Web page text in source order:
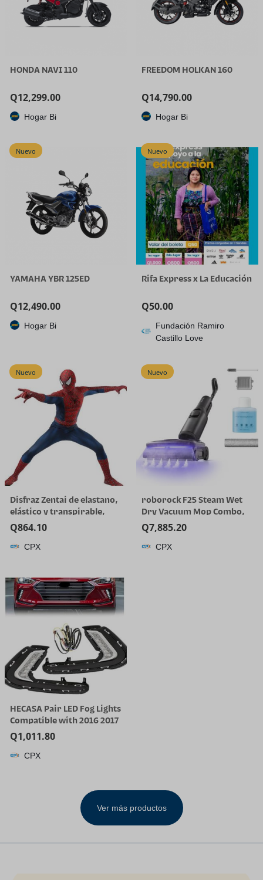
HONDA NAVI 110
Q12,299.00
Hogar Bi
FREEDOM HOLKAN 160
Q14,790.00
Hogar Bi
Nuevo
YAMAHA YBR 125ED
Q12,490.00
Hogar Bi
Nuevo
Rifa Express x La Educación
Q50.00
Fundación Ramiro
Castillo Love
Nuevo
Disfraz Zentai de elastano,
elástico y transpirable,
para Halloween y cosplay
Q864.10
CPX
Nuevo
roborock F25 Steam Wet
Dry Vacuum Mop Combo,
356°F Cordless Steam
Cleaner | 25000 Pa Suction
for Hard Floor, 203°F Self-
Q7,885.20
CPX
HECASA Pair LED Fog Lights
Compatible with 2016 2017
2018 Hyundai Elantra Sixth
Generation DRL
Replacement for
Q1,011.80
CPX
Ver más productos